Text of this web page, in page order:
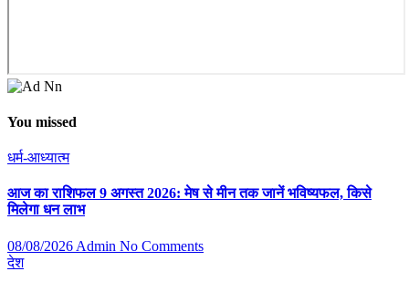
You missed
धर्म-आध्यात्म
आज का राशिफल 9 अगस्त 2026: मेष से मीन तक जानें भविष्यफल, किसे
मिलेगा धन लाभ
08/08/2026 Admin No Comments
देश